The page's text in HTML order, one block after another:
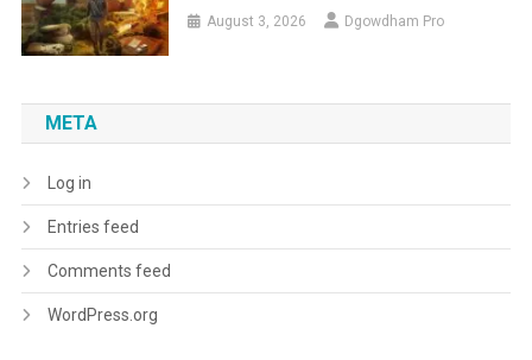
August 3, 2026 Dgowdham Pro
META
Log in
Entries feed
Comments feed
WordPress.org